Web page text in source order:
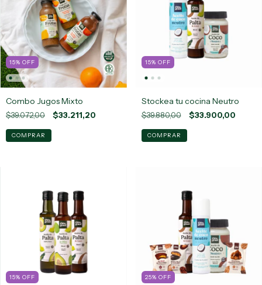
15% OFF
Combo Jugos Mixto
$39.072,00 $33.211,20
COMPRAR
15% OFF
Stockea tu cocina Neutro
$39.880,00 $33.900,00
15% OFF 25% OFF